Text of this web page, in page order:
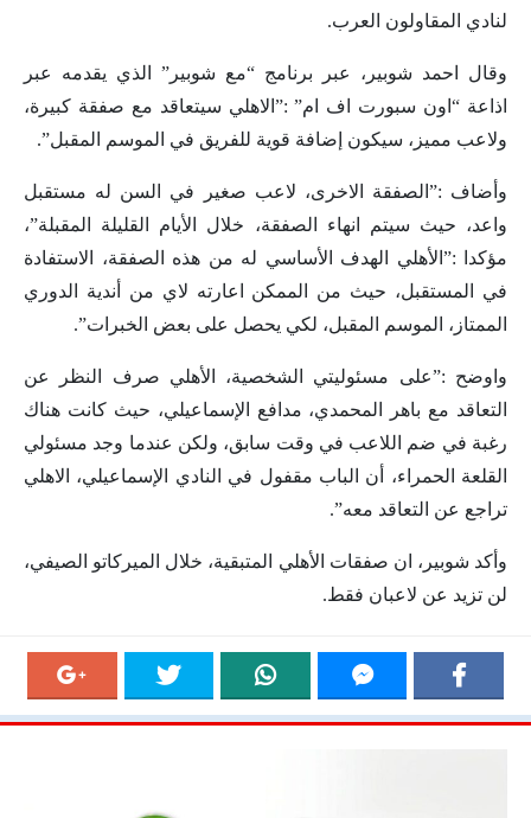
لنادي المقاولون العرب.
وقال احمد شوبير، عبر برنامج “مع شوبير” الذي يقدمه عبر
اذاعة “اون سبورت اف ام” :”الاهلي سيتعاقد مع صفقة كبيرة،
ولاعب مميز، سيكون إضافة قوية للفريق في الموسم المقبل”.
وأضاف :”الصفقة الاخرى، لاعب صغير في السن له مستقبل
واعد، حيث سيتم انهاء الصفقة، خلال الأيام القليلة المقبلة”،
مؤكدا :”الأهلي الهدف الأساسي له من هذه الصفقة، الاستفادة
في المستقبل، حيث من الممكن اعارته لاي من أندية الدوري
الممتاز، الموسم المقبل، لكي يحصل على بعض الخبرات”.
واوضح :”على مسئوليتي الشخصية، الأهلي صرف النظر عن
التعاقد مع باهر المحمدي، مدافع الإسماعيلي، حيث كانت هناك
رغبة في ضم اللاعب في وقت سابق، ولكن عندما وجد مسئولي
القلعة الحمراء، أن الباب مقفول في النادي الإسماعيلي، الاهلي
تراجع عن التعاقد معه”.
وأكد شوبير، ان صفقات الأهلي المتبقية، خلال الميركاتو الصيفي،
لن تزيد عن لاعبان فقط.